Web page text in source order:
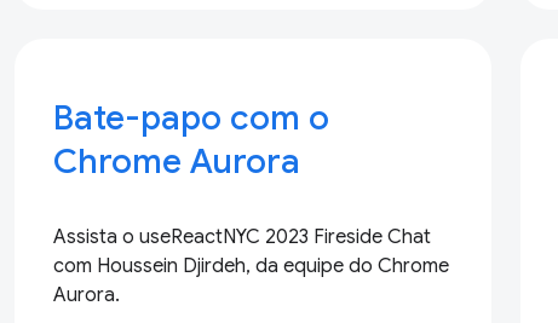
Bate-papo com o
Chrome Aurora
Assista o useReactNYC 2023 Fireside Chat
com Houssein Djirdeh, da equipe do Chrome
Aurora.